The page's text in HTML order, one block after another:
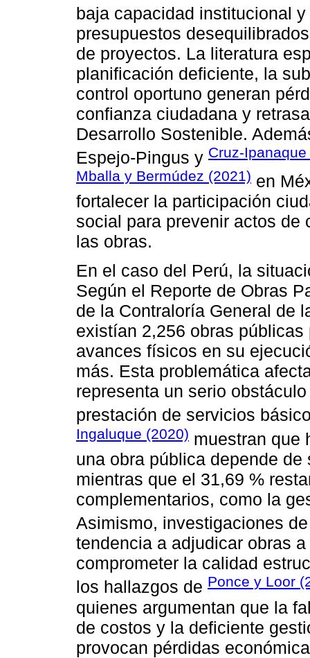
baja capacidad institucional
presupuestos
de proyectos. La literatura
planificación deficiente, la
control oportuno generan
confianza ciudadana y
Desarrollo Sostenible.
Espejo-Pingus y Cruz-
Mballa y Bermúdez (2021) en
fortalecer la participación
social para prevenir actos de
las obras.
En el caso del Perú, la
Según el Reporte de Obras
de la Contraloría General de
existían 2,256 obras
avances físicos en su
más. Esta problemática
representa un serio
prestación de servicios
Ingaluque (2020) muestran que
una obra pública depende
mientras que el 31,69 %
complementarios, como la
Asimismo, investigaciones
tendencia a adjudicar obras
comprometer la calidad
los hallazgos de Ponce y Loor
quienes argumentan que la
de costos y la deficiente
provocan pérdidas